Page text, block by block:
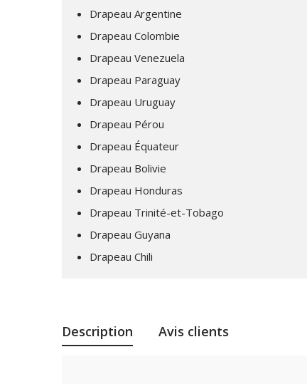
Drapeau Argentine
Drapeau Colombie
Drapeau Venezuela
Drapeau Paraguay
Drapeau Uruguay
Drapeau Pérou
Drapeau Équateur
Drapeau Bolivie
Drapeau Honduras
Drapeau Trinité-et-Tobago
Drapeau Guyana
Drapeau Chili
Description Avis clients